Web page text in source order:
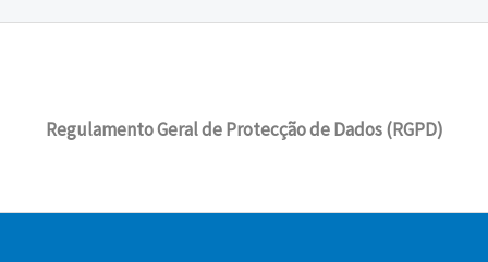
Regulamento Geral de Protecção de Dados (RGPD)